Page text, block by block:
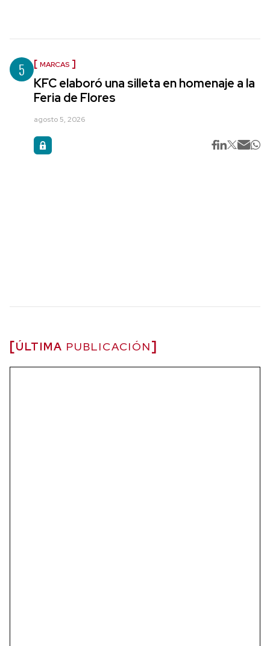
5 MARCAS
KFC elaboró una silleta en homenaje a la
Feria de Flores
agosto 5, 2026
ÚLTIMA PUBLICACIÓN